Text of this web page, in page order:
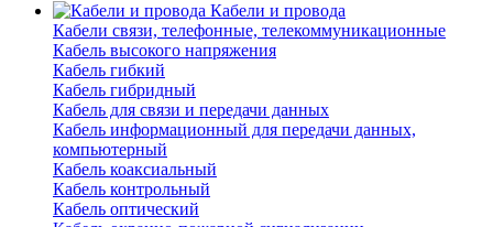
Кабели и провода
Кабели связи, телефонные, телекоммуникационные
Кабель высокого напряжения
Кабель гибкий
Кабель гибридный
Кабель для связи и передачи данных
Кабель информационный для передачи данных,
компьютерный
Кабель коаксиальный
Кабель контрольный
Кабель оптический